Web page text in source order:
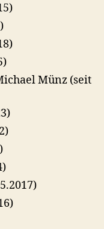
Münz (seit